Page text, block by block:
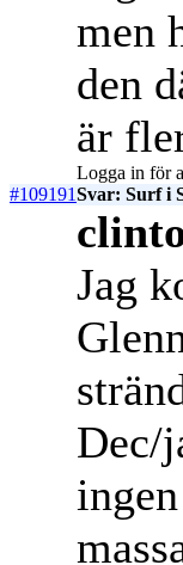
men
den
är
Logga in för
#109191Svar: Surf i
Jag
Dec/